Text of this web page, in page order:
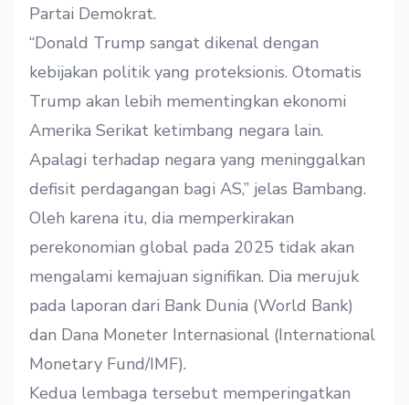
Partai Demokrat.
“Donald Trump sangat dikenal dengan
kebijakan politik yang proteksionis. Otomatis
Trump akan lebih mementingkan ekonomi
Amerika Serikat ketimbang negara lain.
Apalagi terhadap negara yang meninggalkan
defisit perdagangan bagi AS,” jelas Bambang.
Oleh karena itu, dia memperkirakan
perekonomian global pada 2025 tidak akan
mengalami kemajuan signifikan. Dia merujuk
pada laporan dari Bank Dunia (World Bank)
dan Dana Moneter Internasional (International
Monetary Fund/IMF).
Kedua lembaga tersebut memperingatkan